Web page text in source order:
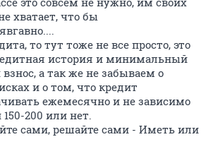
хватает, что бы
то тут тоже не все просто, это
история и минимальный
а так же не забываем о
и о том, что кредит
ежемесячно и не зависимо
200 или нет.
сами, решайте сами - Иметь или